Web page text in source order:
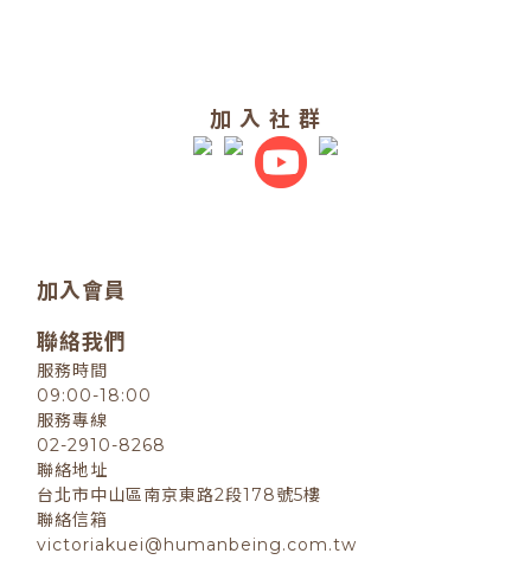
加 入 社 群
加入會員
聯絡我們
服務時間
09:00-18:00
服務專線
02-2910-8268
聯絡地址
台北市中山區南京東路2段178號5樓
聯絡信箱
victoriakuei@humanbeing.com.tw